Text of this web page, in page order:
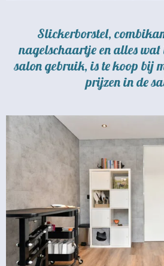
Slickerborstel,
nagelschaartje en alles
salon gebruik, is te koop bij
prijzen in de